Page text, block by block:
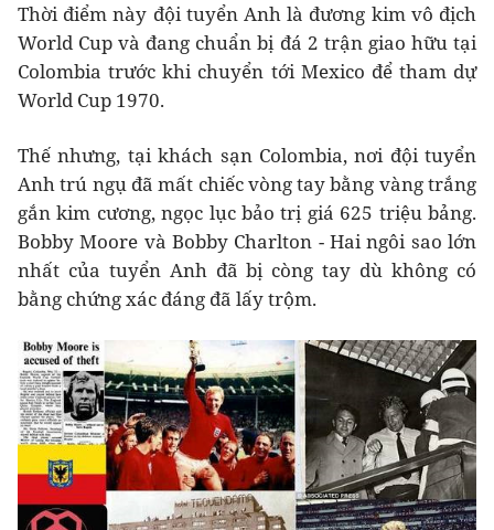
Thời điểm này đội tuyển Anh là đương kim vô địch
World Cup và đang chuẩn bị đá 2 trận giao hữu tại
Colombia trước khi chuyển tới Mexico để tham dự
World Cup 1970.
Thế nhưng, tại khách sạn Colombia, nơi đội tuyển
Anh trú ngụ đã mất chiếc vòng tay bằng vàng trắng
gắn kim cương, ngọc lục bảo trị giá 625 triệu bảng.
Bobby Moore và Bobby Charlton - Hai ngôi sao lớn
nhất của tuyển Anh đã bị còng tay dù không có
bằng chứng xác đáng đã lấy trộm.